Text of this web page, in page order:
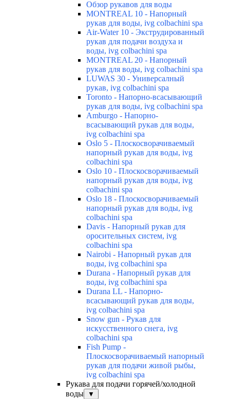
Обзор рукавов для воды
MONTREAL 10 - Напорный
рукав для воды, ivg colbachini spa
Air-Water 10 - Экструдированный
рукав для подачи воздуха и
воды, ivg colbachini spa
MONTREAL 20 - Напорный
рукав для воды, ivg colbachini spa
LUWAS 30 - Универсалный
рукав, ivg colbachini spa
Toronto - Напорно-всасывающий
рукав для воды, ivg colbachini spa
Amburgo - Напорно-
всасывающий рукав для воды,
ivg colbachini spa
Oslo 5 - Плоскосворачиваемый
напорный рукав для воды, ivg
colbachini spa
Oslo 10 - Плоскосворачиваемый
напорный рукав для воды, ivg
colbachini spa
Oslo 18 - Плоскосворачиваемый
напорный рукав для воды, ivg
colbachini spa
Davis - Напорный рукав для
оросительных систем, ivg
colbachini spa
Nairobi - Напорный рукав для
воды, ivg colbachini spa
Durana - Напорный рукав для
воды, ivg colbachini spa
Durana LL - Напорно-
всасывающий рукав для воды,
ivg colbachini spa
Snow gun - Рукав для
искусственного снега, ivg
colbachini spa
Fish Pump -
Плоскосворачиваемый напорный
рукав для подачи живой рыбы,
ivg colbachini spa
Рукава для подачи горячей/холодной
воды
▼